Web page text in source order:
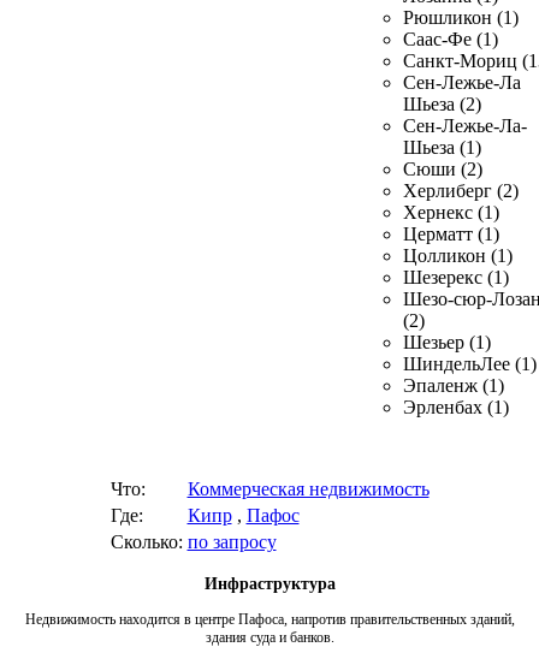
Рюшликон (1)
Саас-Фе (1)
Санкт-Мориц
Сен-Лежье-Ла
Шьеза (2)
Сен-Лежье-Ла-
Шьеза (1)
Сюши (2)
Херлиберг (2)
Хернекс (1)
Церматт (1)
Цолликон (1)
Шезерекс (1)
Шезо-сюр-
(2)
Шезьер (1)
ШиндельЛее (1)
Эпаленж (1)
Эрленбах (1)
Что:
Коммерческая недвижимость
Где:
Кипр, Пафос
Сколько: по запросу
Инфраструктура
Недвижимость находится в центре Пафоса, напротив правительственных зданий,
здания суда и банков.